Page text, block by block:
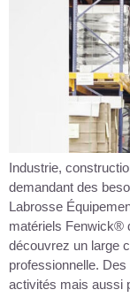
Industrie,
demandant des
Labrosse
matériels Fenwick®
découvrez un large
professionnelle.
activités mais aussi